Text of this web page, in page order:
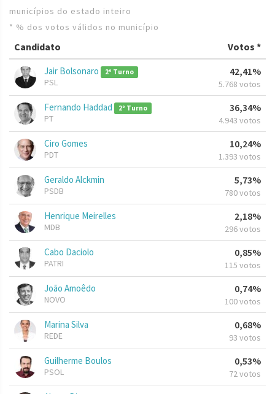
municípios do estado inteiro
* % dos votos válidos no município
Candidato Votos *
Jair Bolsonaro 2º Turno
PSL
42,41%
5.768 votos
Fernando Haddad 2º Turno
PT
36,34%
4.943 votos
Ciro Gomes
PDT
10,24%
1.393 votos
Geraldo Alckmin
PSDB
5,73%
780 votos
Henrique Meirelles
MDB
2,18%
296 votos
Cabo Daciolo
PATRI
0,85%
115 votos
João Amoêdo
NOVO
0,74%
100 votos
Marina Silva
REDE
0,68%
93 votos
Guilherme Boulos
PSOL
0,53%
72 votos